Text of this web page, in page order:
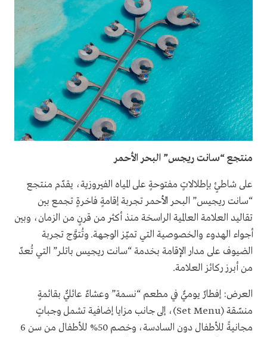
منتجع “سانت ريجس” البحر الأحمر
على شاطئٍ بإطلالاتٍ مفتوحةٍ على المياه الفيروزية، يقدّم منتجع
“سانت ريجيس” البحر الأحمر تجربة إقامةٍ فاخرةٍ تجمع بين
تقاليد العلامة العالمية الراسخة منذ أكثر من قرنٍ من الزمان، وبين
أجواء الهدوء والخصوصية التي تميّز الوجهة. وتُتوَّج تجربة
الضيوف على مدار الإقامة بخدمة “سانت ريجيس باتلر” التي تُعدّ
من أبرز ركائز العلامة.
العرض: إفطارٌ يوميٌّ في مطعم “نسمة” وعشاءٌ عائليٌّ بقائمةٍ
منسّقة (Set Menu)، إلى جانب مزايا إضافية تشمل وجباتٍ
مجانيةً للأطفال دون السادسة، وخصم 50% للأطفال من سن 6